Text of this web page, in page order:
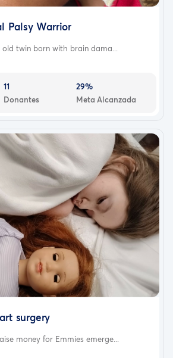
Palsy Warrior
old twin born with brain dama...
11
Donantes
29%
Meta Alcanzada
surgery
money for Emmies emerge...